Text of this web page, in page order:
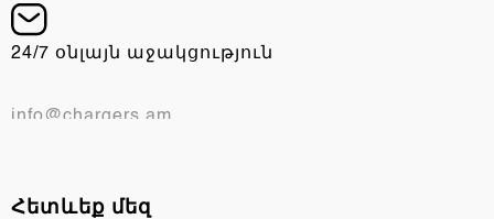
24/7 օնլայն աջակցություն
info@chargers.am
Հետևեք մեզ